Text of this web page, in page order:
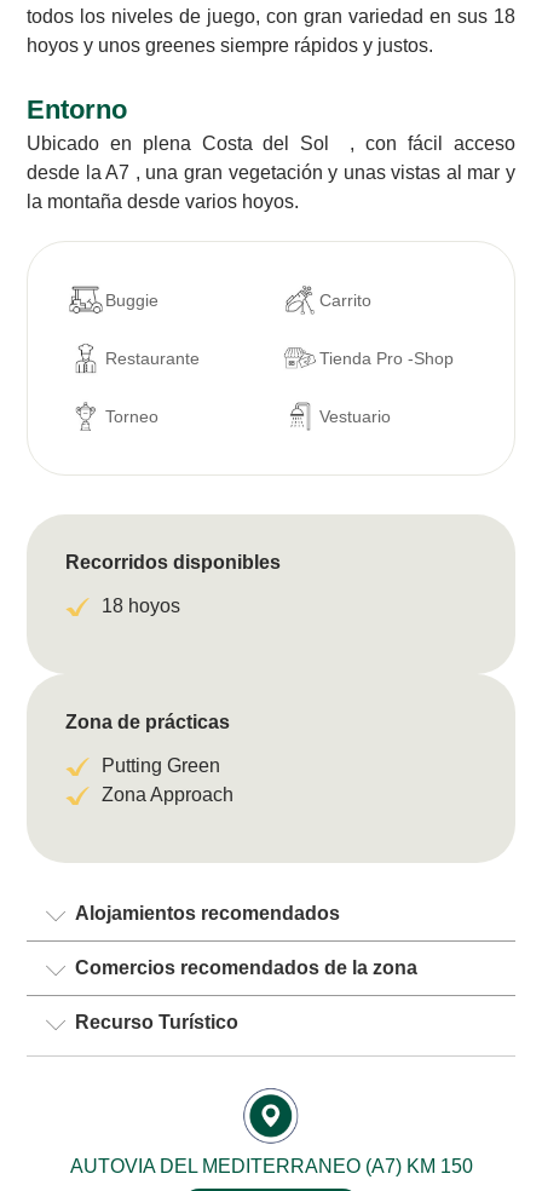
todos los niveles de juego, con gran variedad en sus 18
hoyos y unos greenes siempre rápidos y justos.
Entorno
Ubicado en plena Costa del Sol , con fácil acceso
desde la A7 , una gran vegetación y unas vistas al mar y
la montaña desde varios hoyos.
Buggie Carrito
Restaurante Tienda Pro -Shop
Torneo Vestuario
Recorridos disponibles
18 hoyos
Zona de prácticas
Putting Green
Zona Approach
Alojamientos recomendados
Comercios recomendados de la zona
Recurso Turístico
AUTOVIA DEL MEDITERRANEO (A7) KM 150